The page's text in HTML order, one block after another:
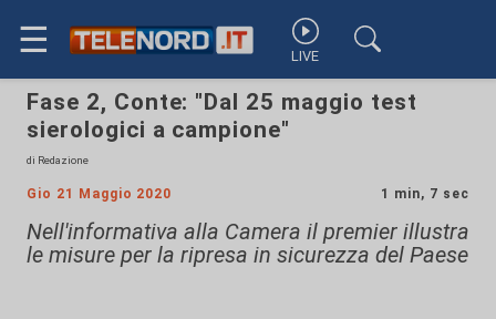
☰ LIVE
Fase 2, Conte: "Dal 25 maggio test
sierologici a campione"
di Redazione
Gio 21 Maggio 2020 1 min, 7 sec
Nell'informativa alla Camera il premier illustra
le misure per la ripresa in sicurezza del Paese